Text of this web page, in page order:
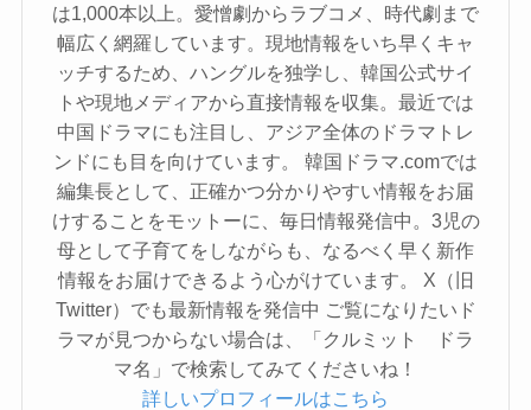
は1,000本以上。愛憎劇からラブコメ、時代劇まで
幅広く網羅しています。現地情報をいち早くキャ
ッチするため、ハングルを独学し、韓国公式サイ
トや現地メディアから直接情報を収集。最近では
中国ドラマにも注目し、アジア全体のドラマトレ
ンドにも目を向けています。 韓国ドラマ.comでは
編集長として、正確かつ分かりやすい情報をお届
けすることをモットーに、毎日情報発信中。3児の
母として子育てをしながらも、なるべく早く新作
情報をお届けできるよう心がけています。 X（旧
Twitter）でも最新情報を発信中 ご覧になりたいド
ラマが見つからない場合は、「クルミット ドラ
マ名」で検索してみてくださいね！
詳しいプロフィールはこちら